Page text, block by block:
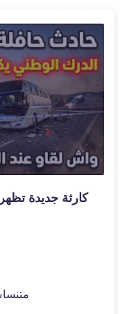
كارثة جديدة